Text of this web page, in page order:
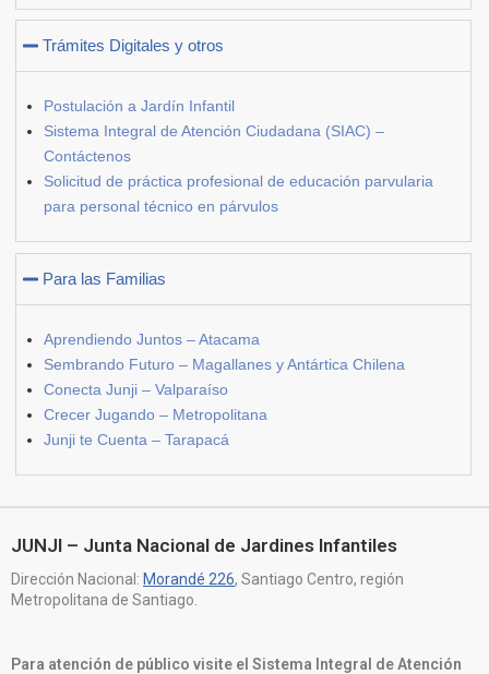
Trámites Digitales y otros
Postulación a Jardín Infantil
Sistema Integral de Atención Ciudadana (SIAC) –
Contáctenos
Solicitud de práctica profesional de educación parvularia
para personal técnico en párvulos
Para las Familias
Aprendiendo Juntos – Atacama
Sembrando Futuro – Magallanes y Antártica Chilena
Conecta Junji – Valparaíso
Crecer Jugando – Metropolitana
Junji te Cuenta – Tarapacá
JUNJI – Junta Nacional de Jardines Infantiles
Dirección Nacional: Morandé 226, Santiago Centro, región
Metropolitana de Santiago.
Para atención de público visite el Sistema Integral de Atención